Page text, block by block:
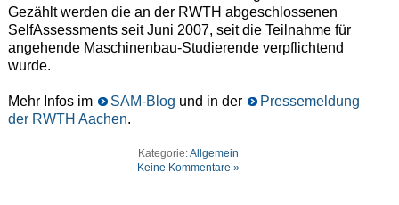
Gezählt werden die an der RWTH abgeschlossenen
SelfAssessments seit Juni 2007, seit die Teilnahme für
angehende Maschinenbau-Studierende verpflichtend
wurde.
Mehr Infos im SAM-Blog und in der
Pressemeldung
der RWTH Aachen.
Kategorie:Allgemein
Keine Kommentare »